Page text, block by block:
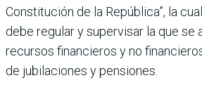
Constitución de la República”, la
debe regular y supervisar la que se
recursos financieros y no
de jubilaciones y pensiones.